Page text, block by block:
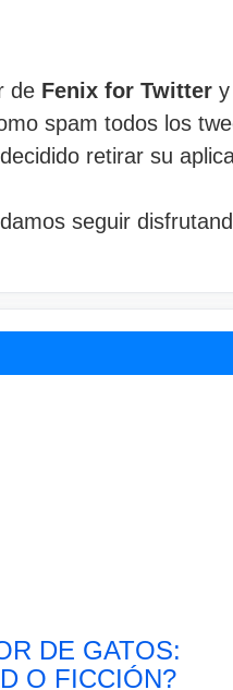
de Fenix for Twitter
spam todos los
retirar su
seguir
DE GATOS:
O FICCIÓN?